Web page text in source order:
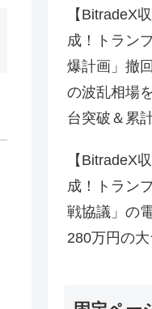
【BitradeX
成！トラン
爆計画」撤
の波乱相場
台突破＆累
【BitradeX
成！トラン
戦協議」の
280万円の大